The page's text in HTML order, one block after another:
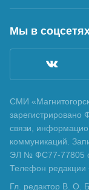
Мы в
СМИ
зарегистрировано
связи,
коммуникаций.
ЭЛ № ФС77-77805
Телефон редакции
Гл. редактор В. О.